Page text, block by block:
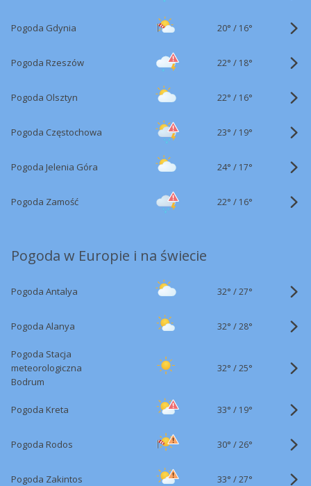
Pogoda Gdynia 20° / 16°
Pogoda Rzeszów 22° / 18°
Pogoda Olsztyn 22° / 16°
Pogoda Częstochowa 23° / 19°
Pogoda Jelenia Góra 24° / 17°
Pogoda Zamość 22° / 16°
Pogoda w Europie i na świecie
Pogoda Antalya 32° /27°
Pogoda Alanya 32° /28°
Pogoda Stacja
meteorologiczna
Bodrum
32° /25°
Pogoda Kreta 33° / 19°
Pogoda Rodos 30° /26°
Pogoda Zakintos 33° /27°